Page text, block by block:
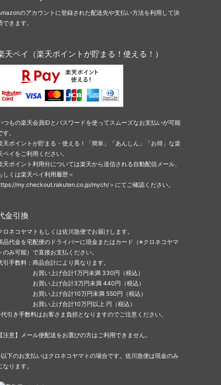
のアカウントに登録された配送先や支払い方法を利用して決
できます。
天ペイ（楽天ポイントが貯まる！使える！）
つもの楽天会員IDとパスワードを使ってスムーズなお支払いが可能
す。
天ポイントが貯まる・使える！「簡単」「あんしん」「お得」な楽
ペイをご利用ください。
天ポイント利用分については楽天から送信される自動配信メール、
しくは楽天ペイ利用履歴＜
my.checkout.rakuten.co.jp/mych/＞にてご確認ください。
金引換
ロネコヤマトもしくは佐川急便でお届けします。
品代金を宅配便のドライバーに現金またはカード（※クロネコヤマ
のみ可能）で直接お支払ください。
引手数料：商品合計により異なります。
お買い上げ合計1万円未満 330円（税込）
お買い上げ合計3万円未満 440円（税込）
お買い上げ合計10万円未満 550円（税込）
お買い上げ合計10万円以上 円（税込）
引き手数料はお客さま負担となりますのでご注意ください。
【注意】メール便配送をお選びの方はご利用できません。
下のお支払いはクロネコヤマトの場合です。佐川急便は現金のみ
なります。